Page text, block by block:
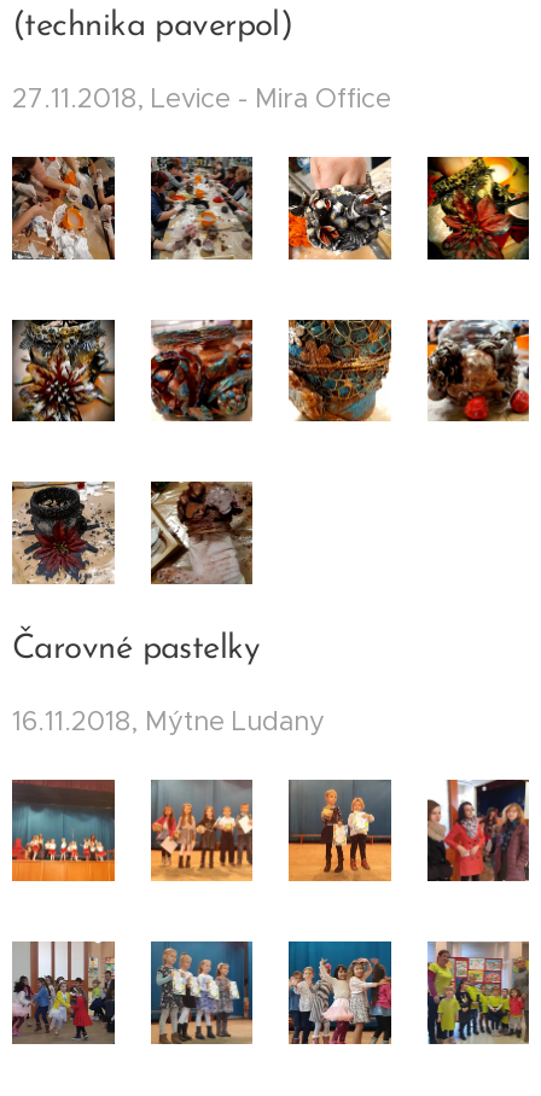
(technika paverpol)
27.11.2018, Levice - Mira Office
Čarovné pastelky
16.11.2018, Mýtne Ludany